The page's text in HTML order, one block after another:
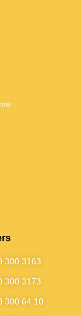
300 3163
300 3173
300 64 10